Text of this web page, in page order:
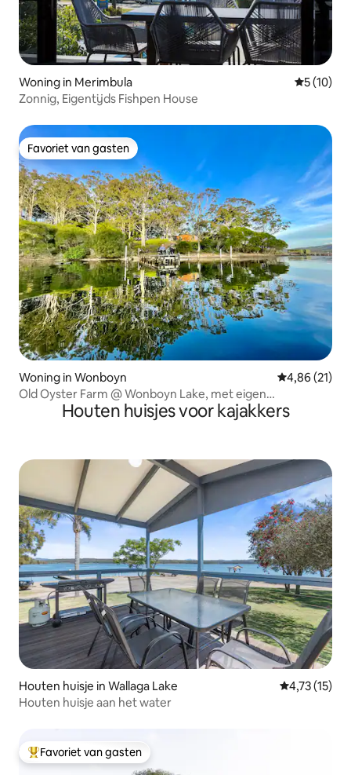
Woning in Merimbula
5 (10)
Zonnig, Eigentijds Fishpen House
Favoriet van gasten
Favoriet van gasten
Woning in Wonboyn Gemiddelde
4,86 (21)
Old Oyster Farm @ Wonboyn Lake, met eigen
aanlegsteigerHouten huisjes voor kajakkers
Houten huisje in Wallaga Lake Gemiddelde
4,73 (15)
Houten huisje aan het water
Topfavoriet van gasten
Favoriet van gasten